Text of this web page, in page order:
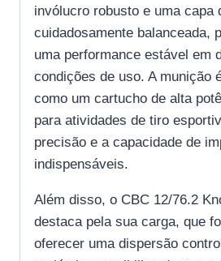
invólucro robusto e uma capa
cuidadosamente balanceada,
uma performance estável em
condições de uso. A munição
como um cartucho de alta
para atividades de tiro
precisão e a capacidade de
indispensáveis.
Além disso, o CBC 12/76.2
destaca pela sua carga, que
oferecer uma dispersão